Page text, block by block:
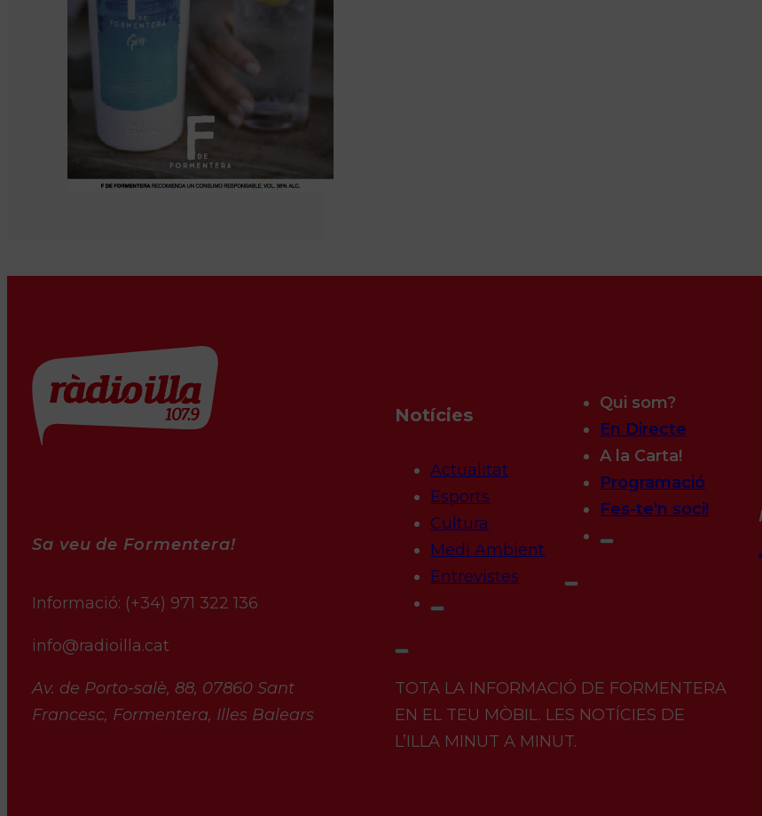
Sa veu de Formentera!
Informació: (+34) 971 322 136
info@radioilla.cat
Av. de Porto-salè, 88, 07860 Sant
Francesc, Formentera, Illes Balears
Notícies
Actualitat
Esports
Cultura
Medi Ambient
Entrevistes
Qui som?
En Directe
A la Carta!
Programació
Fes-te'n soci!
TOTA LA INFORMACIÓ DE FORMENTERA
EN EL TEU MÒBIL. LES NOTÍCIES DE
L’ILLA MINUT A MINUT.